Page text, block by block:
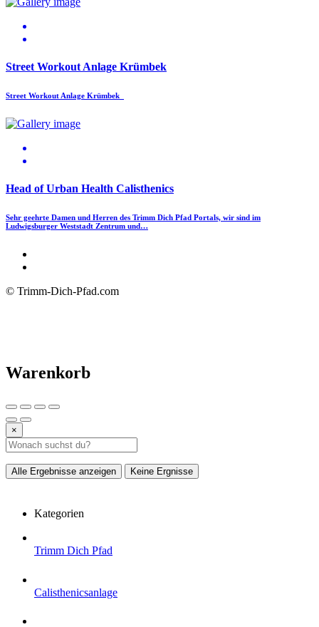
Street Workout Anlage Krümbek
Street Workout Anlage Krümbek
Head of Urban Health Calisthenics
Sehr geehrte Damen und Herren des Trimm Dich Pfad Portals, wir sind im
Ludwigsburger Weststadt Zentrum und…
© Trimm-Dich-Pfad.com
Warenkorb
×
Alle Ergebnisse anzeigen Keine Ergnisse
Kategorien
Trimm Dich Pfad
Calisthenicsanlage